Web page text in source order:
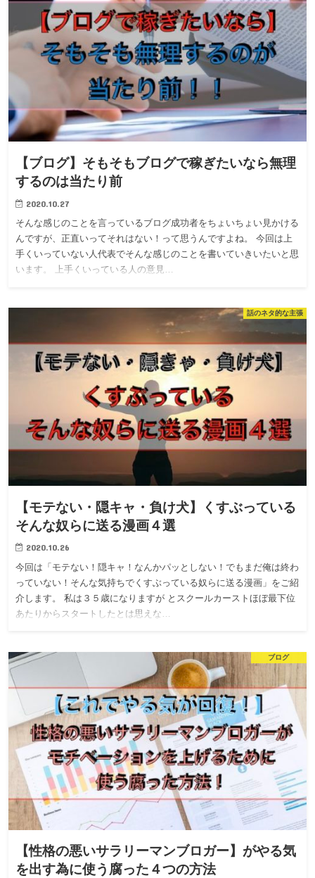
【ブログ】そもそもブログで稼ぎたいなら無理
するのは当たり前
2020.10.27
そんな感じのことを言っているブログ成功者をちょいちょい見かける
んですが、正直いってそれはない！って思うんですよね。 今回は上
手くいっていない人代表でそんな感じのことを書いていきいたいと思
います。 上手くいっている人の意見…
話のネタ的な主張
【モテない・隠キャ・負け犬】くすぶっている
そんな奴らに送る漫画４選
2020.10.26
今回は「モテない！隠キャ！なんかパッとしない！でもまだ俺は終わ
っていない！そんな気持ちでくすぶっている奴らに送る漫画」をご紹
介します。 私は３５歳になりますが とスクールカーストほぼ最下位
あたりからスタートしたとは思えな…
ブログ
【性格の悪いサラリーマンブロガー】がやる気
を出す為に使う腐った４つの方法